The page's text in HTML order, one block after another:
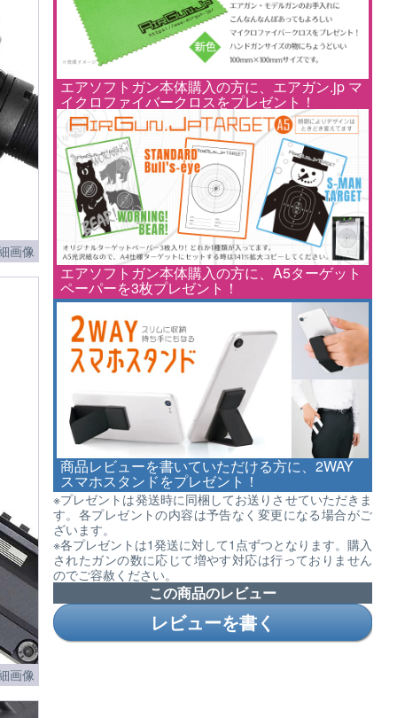
エアソフトガン本体購入の方に、エアガン.jp マ
イクロファイバークロスをプレゼント！
エアソフトガン本体購入の方に、A5ターゲット
ペーパーを3枚プレゼント！
商品レビューを書いていただける方に、2WAY
スマホスタンドをプレゼント！
※プレゼントは発送時に同梱してお送りさせていただきま
す。各プレゼントの内容は予告なく変更になる場合がご
ざいます。
※各プレゼントは1発送に対して1点ずつとなります。購入
されたガンの数に応じて増やす対応は行っておりません
のでご容赦ください。
この商品のレビュー
レビューを書く
画像
画像